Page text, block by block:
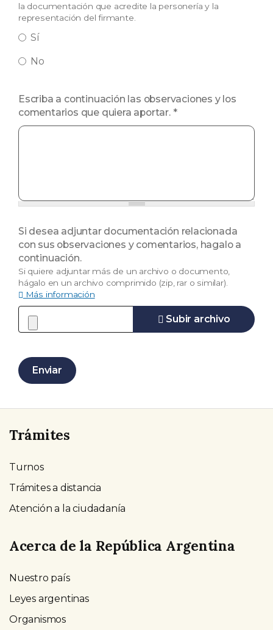
la documentación que acredite la personería y la
representación del firmante.
Sí
No
Escriba a continuación las observaciones y los
comentarios que quiera aportar. *
Si desea adjuntar documentación relacionada
con sus observaciones y comentarios, hagalo a
continuación.
Si quiere adjuntar más de un archivo o documento,
hágalo en un archivo comprimido (zip, rar o similar).
Más información
2 MB
ppt pptx xls xlsx bz2 dmg gz jar rar sit tar zip
Subir archivo
Enviar
Trámites
Turnos
Trámites a distancia
Atención a la ciudadanía
Acerca de la República Argentina
Nuestro país
Leyes argentinas
Organismos